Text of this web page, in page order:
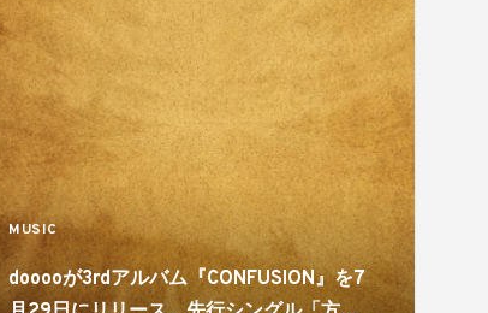
MUSIC
dooooが3rdアルバム『CONFUSION』を7